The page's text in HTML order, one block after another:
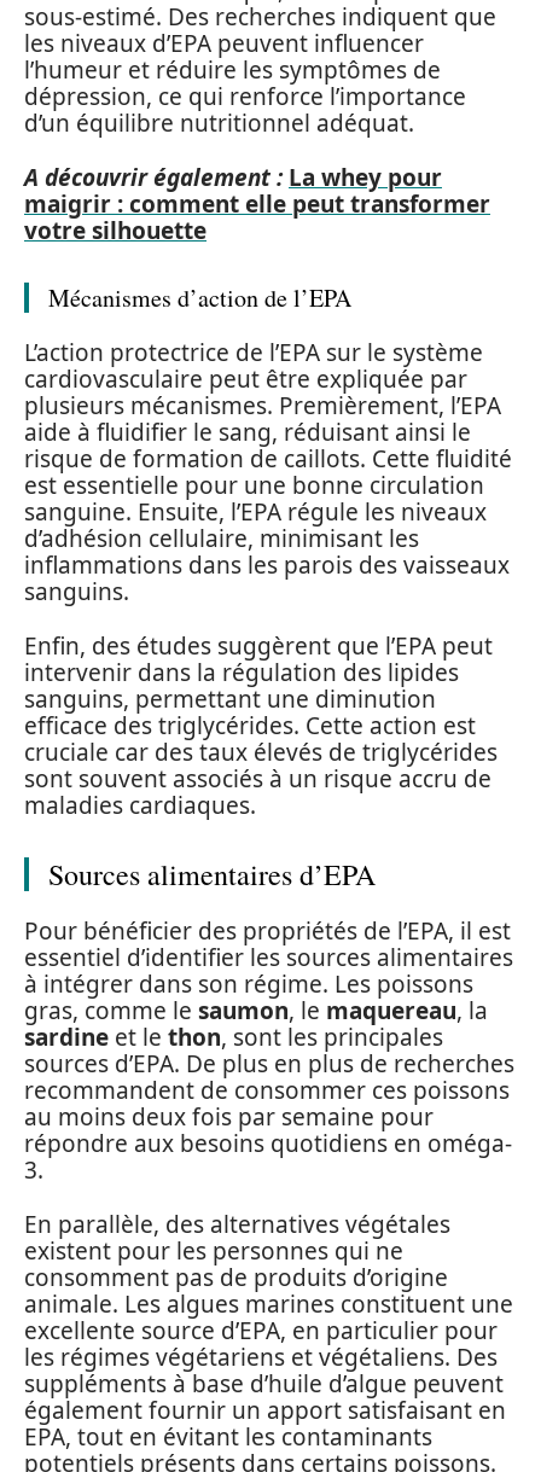
sous-estimé. Des recherches indiquent que
les niveaux d’EPA peuvent influencer
l’humeur et réduire les symptômes de
dépression, ce qui renforce l’importance
d’un équilibre nutritionnel adéquat.
A découvrir également : La whey pour
maigrir : comment elle peut transformer
votre silhouette
Mécanismes d’action de l’EPA
L’action protectrice de l’EPA sur le système
cardiovasculaire peut être expliquée par
plusieurs mécanismes. Premièrement, l’EPA
aide à fluidifier le sang, réduisant ainsi le
risque de formation de caillots. Cette fluidité
est essentielle pour une bonne circulation
sanguine. Ensuite, l’EPA régule les niveaux
d’adhésion cellulaire, minimisant les
inflammations dans les parois des vaisseaux
sanguins.
Enfin, des études suggèrent que l’EPA peut
intervenir dans la régulation des lipides
sanguins, permettant une diminution
efficace des triglycérides. Cette action est
cruciale car des taux élevés de triglycérides
sont souvent associés à un risque accru de
maladies cardiaques.
Sources alimentaires d’EPA
Pour bénéficier des propriétés de l’EPA, il est
essentiel d’identifier les sources alimentaires
à intégrer dans son régime. Les poissons
gras, comme le saumon, le maquereau, la
sardine et le thon, sont les principales
sources d’EPA. De plus en plus de recherches
recommandent de consommer ces poissons
au moins deux fois par semaine pour
répondre aux besoins quotidiens en oméga-
3.
En parallèle, des alternatives végétales
existent pour les personnes qui ne
consomment pas de produits d’origine
animale. Les algues marines constituent une
excellente source d’EPA, en particulier pour
les régimes végétariens et végétaliens. Des
suppléments à base d’huile d’algue peuvent
également fournir un apport satisfaisant en
EPA, tout en évitant les contaminants
potentiels présents dans certains poissons.